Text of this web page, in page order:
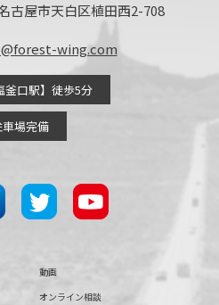
古屋市天白区植田西2-708
wing.com
釜口駅】徒歩5分
場完備
動画
オンライン相談